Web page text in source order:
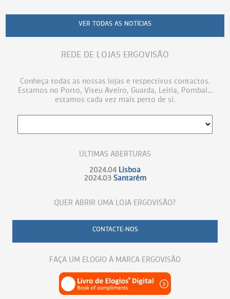
VER TODAS AS NOTÍCIAS
REDE DE LOJAS ERGOVISÃO
Conheça todas as nossas lojas e respectivos contactos.
Estamos no Porto, Viseu Aveiro, Guarda, Leiria, Pombal...
estamos cada vez mais perto de si.
ÚLTIMAS ABERTURAS
2024.04 Lisboa
2024.03 Santarém
QUER ABRIR UMA LOJA ERGOVISÃO?
CONTACTE-NOS
FAÇA UM ELOGIO À MARCA ERGOVISÃO